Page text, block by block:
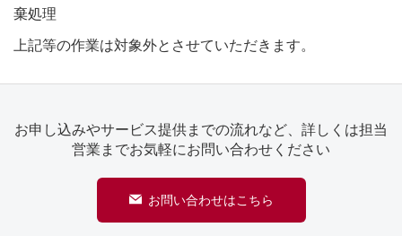
棄処理
上記等の作業は対象外とさせていただきます。
お申し込みやサービス提供までの流れなど、詳しくは担当
営業までお気軽にお問い合わせください
お問い合わせはこちら